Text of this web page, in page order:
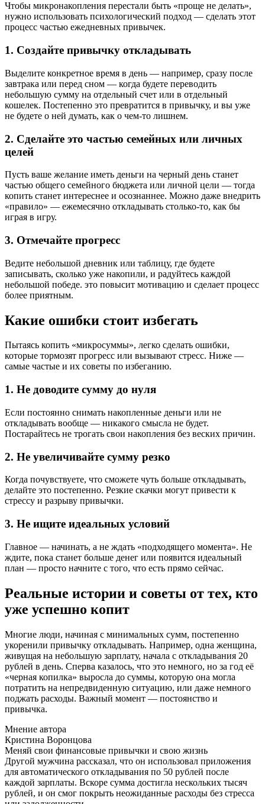
Чтобы микронакопления перестали быть «проще не делать»,
нужно использовать психологический подход — сделать этот
процесс частью ежедневных привычек.
1. Создайте привычку откладывать
Выделите конкретное время в день — например, сразу после
завтрака или перед сном — когда будете переводить
небольшую сумму на отдельный счет или в отдельный
кошелек. Постепенно это превратится в привычку, и вы уже
не будете о ней думать, как о чем-то лишнем.
2. Сделайте это частью семейных или личных
целей
Пусть ваше желание иметь деньги на черный день станет
частью общего семейного бюджета или личной цели — тогда
копить станет интереснее и осознаннее. Можно даже внедрить
«правило» — ежемесячно откладывать столько-то, как бы
играя в игру.
3. Отмечайте прогресс
Ведите небольшой дневник или таблицу, где будете
записывать, сколько уже накопили, и радуйтесь каждой
небольшой победе. это повысит мотивацию и сделает процесс
более приятным.
Какие ошибки стоит избегать
Пытаясь копить «микросуммы», легко сделать ошибки,
которые тормозят прогресс или вызывают стресс. Ниже —
самые частые и их советы по избеганию.
1. Не доводите сумму до нуля
Если постоянно снимать накопленные деньги или не
откладывать вообще — никакого смысла не будет.
Постарайтесь не трогать свои накопления без веских причин.
2. Не увеличивайте сумму резко
Когда почувствуете, что сможете чуть больше откладывать,
делайте это постепенно. Резкие скачки могут привести к
стрессу и разрыву привычки.
3. Не ищите идеальных условий
Главное — начинать, а не ждать «подходящего момента». Не
ждите, пока станет больше денег или появится идеальный
план — просто начните с того, что есть прямо сейчас.
Реальные истории и советы от тех, кто
уже успешно копит
Многие люди, начиная с минимальных сумм, постепенно
укоренили привычку откладывать. Например, одна женщина,
живущая на небольшую зарплату, начала с откладывания 20
рублей в день. Сперва казалось, что это немного, но за год её
«черная копилка» выросла до суммы, которую она могла
потратить на непредвиденную ситуацию, или даже немного
поджать расходы. Важный момент — постоянство и
привычка.
Мнение автора
Кристина Воронцова
Меняй свои финансовые привычки и свою жизнь
Другой мужчина рассказал, что он использовал приложения
для автоматического откладывания по 50 рублей после
каждой зарплаты. Вскоре сумма достигла нескольких тысяч
рублей, и он смог покрыть неожиданные расходы без стресса